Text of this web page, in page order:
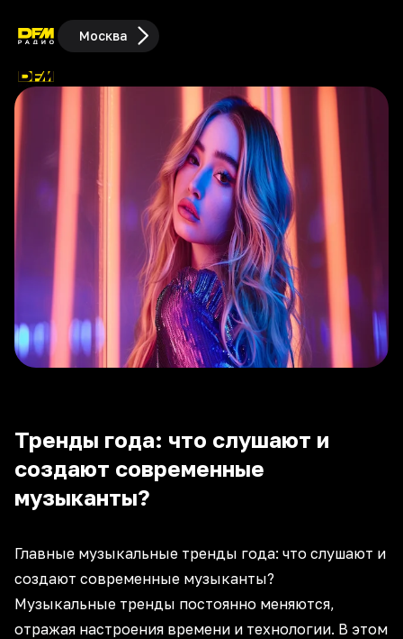
Москва
Тренды года: что слушают и
создают современные
музыканты?
Главные музыкальные тренды года: что слушают и
создают современные музыканты?
Музыкальные тренды постоянно меняются,
отражая настроения времени и технологии. В этом